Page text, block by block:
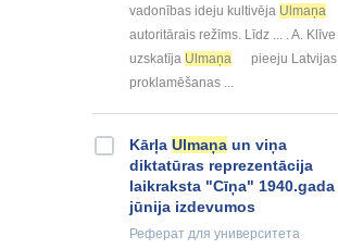
vadonības ideju kultivēja Ulmaņa
autoritārais režīms. Līdz ... . A. Klīve
uzskatīja Ulmaņa
pieeju Latvijas
proklamēšanas ...
Kārļa Ulmaņa un viņa
diktatūras reprezentācija
laikraksta "Cīņa" 1940.gada
jūnija izdevumos
Реферат для университета